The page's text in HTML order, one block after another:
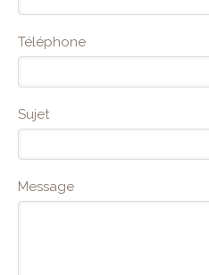
Téléphone
Sujet
Message